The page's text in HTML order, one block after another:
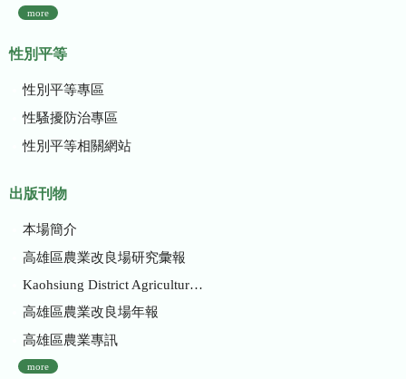
more
性別平等
性別平等專區
性騷擾防治專區
性別平等相關網站
出版刊物
本場簡介
高雄區農業改良場研究彙報
Kaohsiung District Agricultural Research and Extension Station
高雄區農業改良場年報
高雄區農業專訊
more